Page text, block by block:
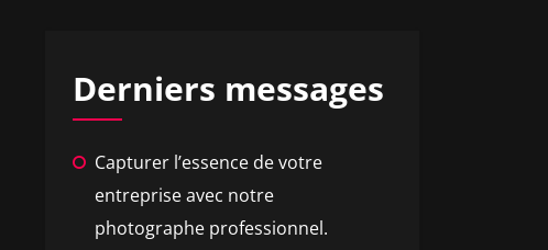
Derniers messages
Capturer l’essence de votre
entreprise avec notre
photographe professionnel.